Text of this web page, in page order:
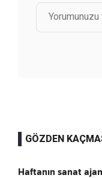
GÖZDEN
Haftanın sanat